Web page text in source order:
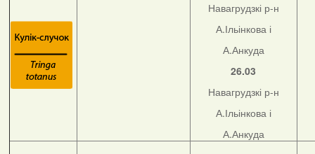
Навагрудзкі р-н
А.Ільінкова і
А.Анкуда
26.03
Навагрудзкі р-н
А.Ільінкова і
А.Анкуда